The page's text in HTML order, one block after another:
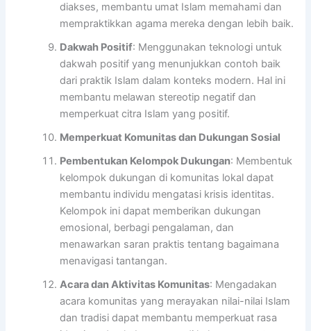
diakses, membantu umat Islam memahami dan
mempraktikkan agama mereka dengan lebih baik.
Dakwah Positif: Menggunakan teknologi untuk
dakwah positif yang menunjukkan contoh baik
dari praktik Islam dalam konteks modern. Hal ini
membantu melawan stereotip negatif dan
memperkuat citra Islam yang positif.
Memperkuat Komunitas dan Dukungan Sosial
Pembentukan Kelompok Dukungan: Membentuk
kelompok dukungan di komunitas lokal dapat
membantu individu mengatasi krisis identitas.
Kelompok ini dapat memberikan dukungan
emosional, berbagi pengalaman, dan
menawarkan saran praktis tentang bagaimana
menavigasi tantangan.
Acara dan Aktivitas Komunitas: Mengadakan
acara komunitas yang merayakan nilai-nilai Islam
dan tradisi dapat membantu memperkuat rasa